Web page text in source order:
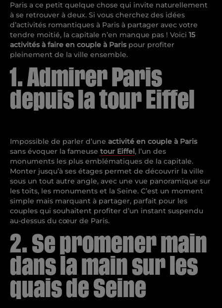
Paris a ce petit quelque chose qui invite naturellement
à se retrouver à deux. Si vous cherchez des idées
d’activités romantiques à Paris à partager avec votre
tendre moitié, la capitale n’en manque pas ! Voici 15
activités à faire en couple à Paris pour profiter
pleinement de la ville ensemble.
1. Admirer Paris
depuis la tour Eiffel
Impossible de parler d’une activité en couple à Paris
sans évoquer la fameuse tour Eiffel, l’un des
monuments les plus emblématiques de la capitale.
Monter jusqu’à ses étages permet de découvrir la ville
sous un tout autre angle, avec une vue panoramique sur
les toits, les monuments et la Seine. C’est un moment
simple mais marquant à partager, parfait pour les
couples qui souhaitent profiter d’un instant suspendu
au-dessus du cœur de Paris.
2. Se promener main
dans la main sur les
quais de Seine